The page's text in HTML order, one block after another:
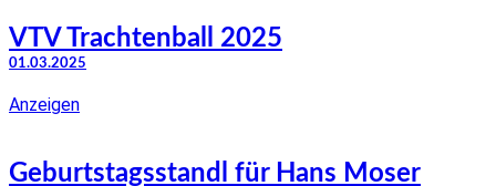
VTV Trachtenball 2025
01.03.2025
Anzeigen
Geburtstagsstandl für Hans Moser